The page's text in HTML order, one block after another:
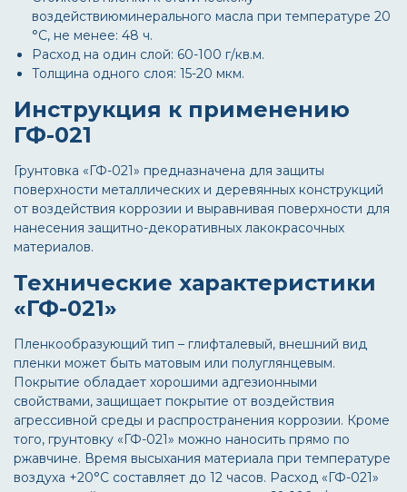
воздействиюминерального масла при температуре 20
°С, не менее: 48 ч.
Расход на один слой: 60-100 г/кв.м.
Толщина одного слоя: 15-20 мкм.
Инструкция к применению
ГФ-021
Грунтовка «ГФ-021» предназначена для защиты
поверхности металлических и деревянных конструкций
от воздействия коррозии и выравнивая поверхности для
нанесения защитно-декоративных лакокрасочных
материалов.
Технические характеристики
«ГФ-021»
Пленкообразующий тип – глифталевый, внешний вид
пленки может быть матовым или полуглянцевым.
Покрытие обладает хорошими адгезионными
свойствами, защищает покрытие от воздействия
агрессивной среды и распространения коррозии. Кроме
того, грунтовку «ГФ-021» можно наносить прямо по
ржавчине. Время высыхания материала при температуре
воздуха +20°С составляет до 12 часов. Расход «ГФ-021»